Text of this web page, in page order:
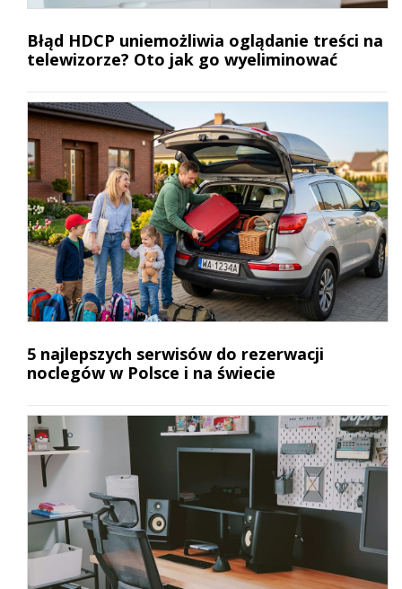
Błąd HDCP uniemożliwia oglądanie treści na
telewizorze? Oto jak go wyeliminować
5 najlepszych serwisów do rezerwacji
noclegów w Polsce i na świecie